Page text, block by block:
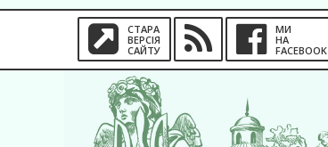
СТАРА
ВЕРСІЯ
САЙТУ
МИ
НА
FACEBOOK